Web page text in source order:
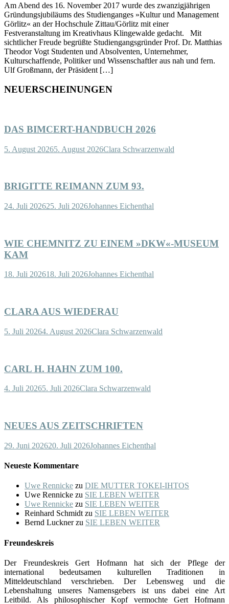
Am Abend des 16. November 2017 wurde des zwanzigjährigen
Gründungsjubiläums des Studienganges »Kultur und Management
Görlitz« an der Hochschule Zittau/Görlitz mit einer
Festveranstaltung im Kreativhaus Klingewalde gedacht. Mit
sichtlicher Freude begrüßte Studiengangsgründer Prof. Dr. Matthias
Theodor Vogt Studenten und Absolventen, Unternehmer,
Kulturschaffende, Politiker und Wissenschaftler aus nah und fern.
Ulf Großmann, der Präsident […]
NEUERSCHEINUNGEN
DAS BIMCERT-HANDBUCH 2026
5. August 20265. August 2026Clara Schwarzenwald
BRIGITTE REIMANN ZUM 93.
24. Juli 202625. Juli 2026Johannes Eichenthal
WIE CHEMNITZ ZU EINEM »DKW«-MUSEUM
KAM
18. Juli 202618. Juli 2026Johannes Eichenthal
CLARA AUS WIEDERAU
5. Juli 20264. August 2026Clara Schwarzenwald
CARL H. HAHN ZUM 100.
4. Juli 20265. Juli 2026Clara Schwarzenwald
NEUES AUS ZEITSCHRIFTEN
29. Juni 202620. Juli 2026Johannes Eichenthal
Neueste Kommentare
Uwe Rennicke zu DIE MUTTER TOKEI-IHTOS
Uwe Rennicke zu SIE LEBEN WEITER
Uwe Rennicke zu SIE LEBEN WEITER
Reinhard Schmidt zu SIE LEBEN WEITER
Bernd Lucknerzu SIE LEBEN WEITER
Freundeskreis
Der Freundeskreis Gert Hofmann hat sich der Pflege der
international bedeutsamen kulturellen Traditionen in
Mitteldeutschland verschrieben. Der Lebensweg und die
Lebenshaltung unseres Namensgebers ist uns dabei eine Art
Leitbild. Als philosophischer Kopf vermochte Gert Hofmann